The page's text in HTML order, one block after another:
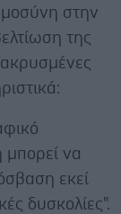
στην
της
να
εκεί
δυσκολίες".